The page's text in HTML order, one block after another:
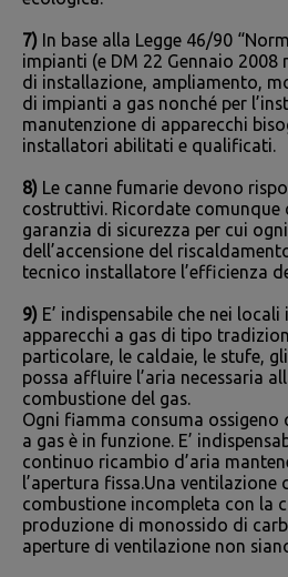
7) In base alla Legge 46/90
impianti (e DM 22 Gennaio 2008
di installazione, ampliamento,
di impianti a gas nonché per
manutenzione di apparecchi
installatori abilitati e qualificati.
8) Le canne fumarie devono
costruttivi. Ricordate comunque
garanzia di sicurezza per cui
dell’accensione del
tecnico installatore l’efficienza
9) E’ indispensabile che nei
apparecchi a gas di tipo
particolare, le caldaie, le stufe,
possa affluire l’aria necessaria
combustione del gas.
Ogni fiamma consuma ossigeno
a gas è in funzione. E’
continuo ricambio d’aria
l’apertura fissa.Una
combustione incompleta con la
produzione di monossido di
aperture di ventilazione non